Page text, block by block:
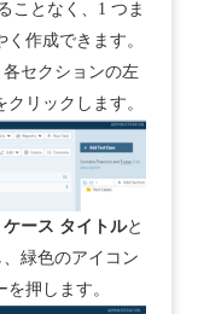
ことなく、1 つま
作成できます。
セクションの左
リックします。
ケース タイトルと
緑色のアイコン
押します。